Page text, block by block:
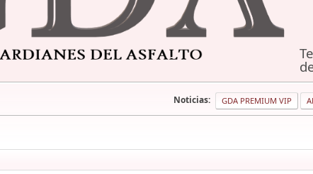
Noticias: GDA PREMIUM VIP